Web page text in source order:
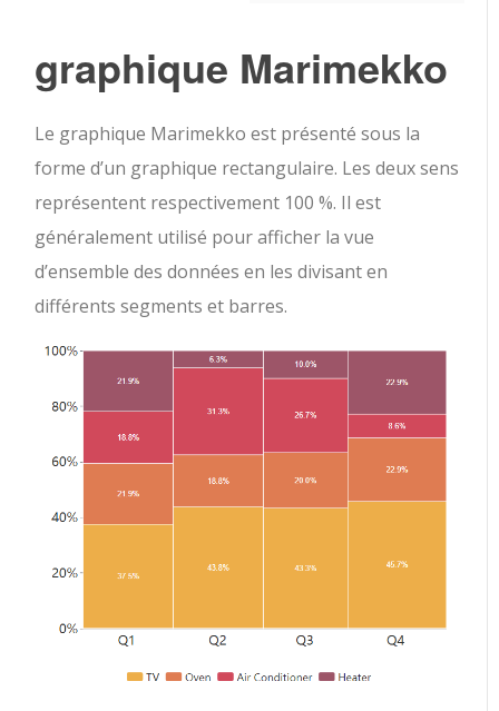
graphique Marimekko
Le graphique Marimekko est présenté sous la
forme d’un graphique rectangulaire. Les deux sens
représentent respectivement 100 %. Il est
généralement utilisé pour afficher la vue
d’ensemble des données en les divisant en
différents segments et barres.